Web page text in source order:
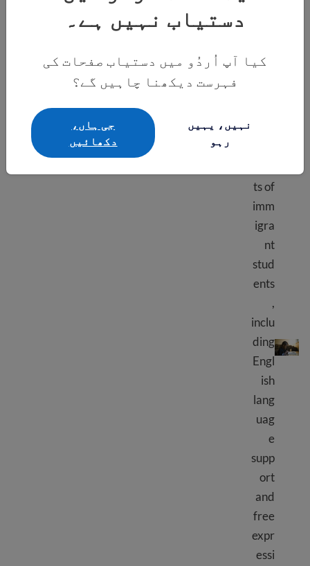
دستیاب نہیں ہے۔
کیا آپ اُردُو میں دستیاب صفحات کی
فہرست دیکھنا چاہیں گے؟
نہیں، یہیں
رہو
جی ہاں،
دکھائيں
Education law and rights
Lear
ts of
imm
igra
nt
stud
ents
,
inclu
ding
Engl
ish
lang
uag
e
supp
ort
and
free
expr
essi